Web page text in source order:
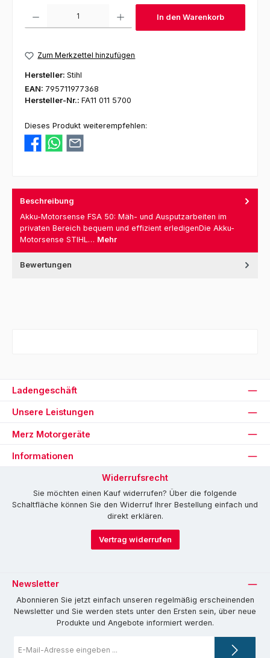
In den Warenkorb
Zum Merkzettel hinzufügen
Hersteller: Stihl
EAN: 795711977368
Hersteller-Nr.: FA11 011 5700
Dieses Produkt weiterempfehlen:
Beschreibung
Akku-Motorsense FSA 50: Mäh- und Ausputzarbeiten im
privaten Bereich bequem und effizient erledigenDie Akku-
Motorsense STIHL… Mehr
Bewertungen
Ladengeschäft
Unsere Leistungen
Merz Motorgeräte
Informationen
Widerrufsrecht
Sie möchten einen Kauf widerrufen? Über die folgende
Schaltfläche können Sie den Widerruf Ihrer Bestellung einfach und
direkt erklären.
Vertrag widerrufen
Newsletter
Abonnieren Sie jetzt einfach unseren regelmäßig erscheinenden
Newsletter und Sie werden stets unter den Ersten sein, über neue
Produkte und Angebote informiert werden.
Mail-